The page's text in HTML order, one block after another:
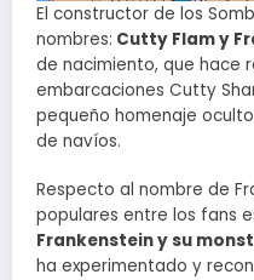
El constructor de los
nombres: Cutty Flam y
de nacimiento, que hace
embarcaciones Cutty
pequeño homenaje
de navíos.
Respecto al nombre de
populares entre los fans
Frankenstein y su
ha experimentado y